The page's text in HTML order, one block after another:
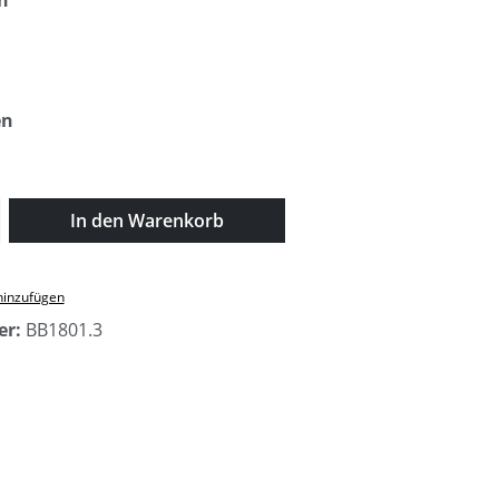
Gib den gewünschten Wert ein
In den Warenkorb
BB1801.3